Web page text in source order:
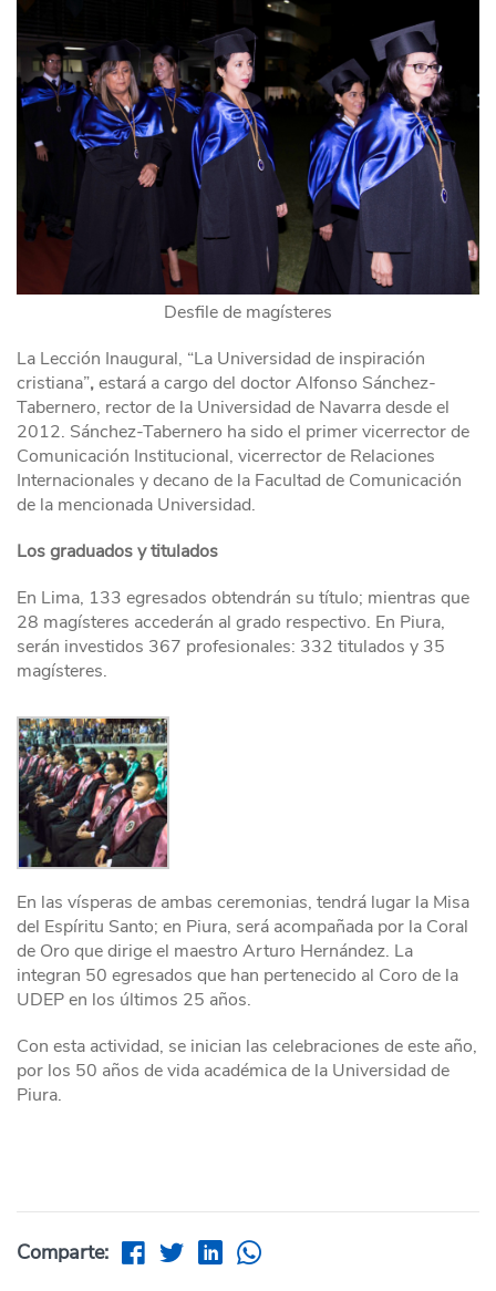
Desfile de magísteres
La Lección Inaugural, “La Universidad de inspiración
cristiana”,estará a cargo del doctor Alfonso Sánchez-
Tabernero, rector de la Universidad de Navarra desde el
2012. Sánchez-Tabernero ha sido el primer vicerrector de
Comunicación Institucional, vicerrector de Relaciones
Internacionales y decano de la Facultad de Comunicación
de la mencionada Universidad.
Los graduados y titulados
En Lima, 133 egresados obtendrán su título; mientras que
28 magísteres accederán al grado respectivo. En Piura,
serán investidos 367 profesionales: 332 titulados y 35
magísteres.
En las vísperas de ambas ceremonias, tendrá lugar la Misa
del Espíritu Santo; en Piura, será acompañada por la Coral
de Oro que dirige el maestro Arturo Hernández. La
integran 50 egresados que han pertenecido al Coro de la
UDEP en los últimos 25 años.
Con esta actividad, se inician las celebraciones de este año,
por los 50 años de vida académica de la Universidad de
Piura.
Comparte: